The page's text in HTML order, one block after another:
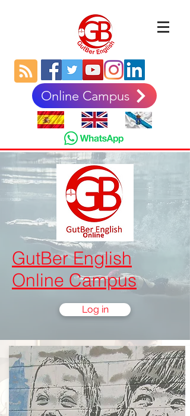
Online Campus
GutBer English
Online Campus
Log in
Busca en el listado el curso
online que te interesa
LISTADO DE ONLINE COURSES